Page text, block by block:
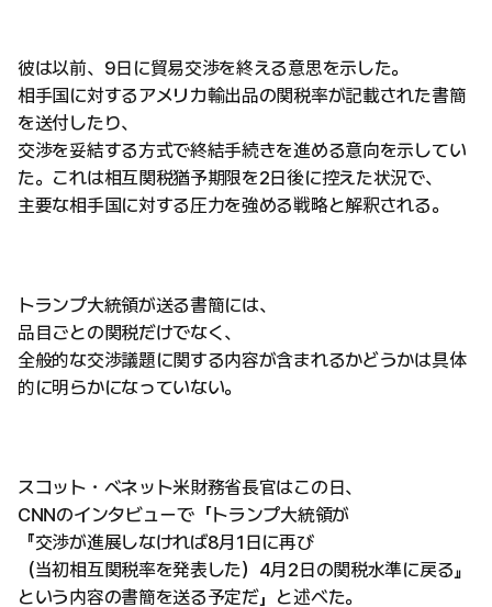
彼は以前、9日に貿易交渉を終える意思を示した。
相手国に対するアメリカ輸出品の関税率が記載された書簡
を送付したり、
交渉を妥結する方式で終結手続きを進める意向を示してい
た。これは相互関税猶予期限を2日後に控えた状況で、
主要な相手国に対する圧力を強める戦略と解釈される。
トランプ大統領が送る書簡には、
品目ごとの関税だけでなく、
全般的な交渉議題に関する内容が含まれるかどうかは具体
的に明らかになっていない。
スコット・ベネット米財務省長官はこの日、
CNNのインタビューで「トランプ大統領が
『交渉が進展しなければ8月1日に再び
（当初相互関税率を発表した）4月2日の関税水準に戻る』
という内容の書簡を送る予定だ」と述べた。